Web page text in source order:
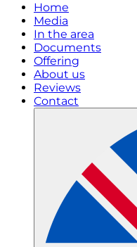
Home
Media
In the area
Documents
Offering
About us
Reviews
Contact